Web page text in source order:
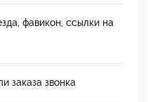
фавикон, ссылки на
заказа звонка